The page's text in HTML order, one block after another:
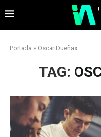
Portada » Oscar Dueñas
TAG: